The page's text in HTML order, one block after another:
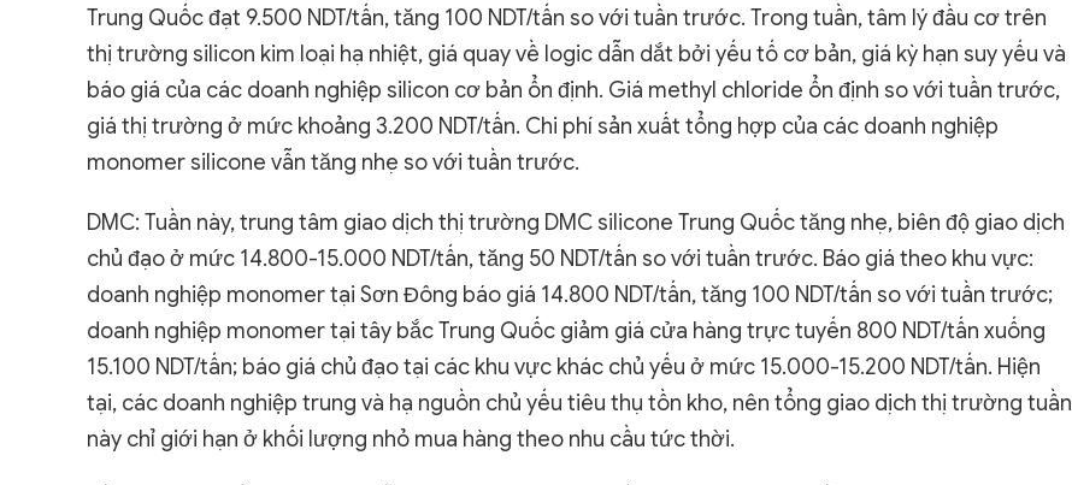
Trung Quốc đạt 9.500 NDT/tấn, tăng 100 NDT/tấn so với tuần trước. Trong tuần, tâm lý đầu cơ trên
thị trường silicon kim loại hạ nhiệt, giá quay về logic dẫn dắt bởi yếu tố cơ bản, giá kỳ hạn suy yếu và
báo giá của các doanh nghiệp silicon cơ bản ổn định. Giá methyl chloride ổn định so với tuần trước,
giá thị trường ở mức khoảng 3.200 NDT/tấn. Chi phí sản xuất tổng hợp của các doanh nghiệp
monomer silicone vẫn tăng nhẹ so với tuần trước.
DMC: Tuần này, trung tâm giao dịch thị trường DMC silicone Trung Quốc tăng nhẹ, biên độ giao dịch
chủ đạo ở mức 14.800-15.000 NDT/tấn, tăng 50 NDT/tấn so với tuần trước. Báo giá theo khu vực:
doanh nghiệp monomer tại Sơn Đông báo giá 14.800 NDT/tấn, tăng 100 NDT/tấn so với tuần trước;
doanh nghiệp monomer tại tây bắc Trung Quốc giảm giá cửa hàng trực tuyến 800 NDT/tấn xuống
15.100 NDT/tấn; báo giá chủ đạo tại các khu vực khác chủ yếu ở mức 15.000-15.200 NDT/tấn. Hiện
tại, các doanh nghiệp trung và hạ nguồn chủ yếu tiêu thụ tồn kho, nên tổng giao dịch thị trường tuần
này chỉ giới hạn ở khối lượng nhỏ mua hàng theo nhu cầu tức thời.